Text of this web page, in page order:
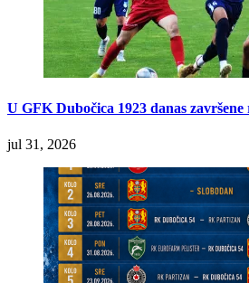
U GFK Dubočica 1923 danas
jul 31, 2026